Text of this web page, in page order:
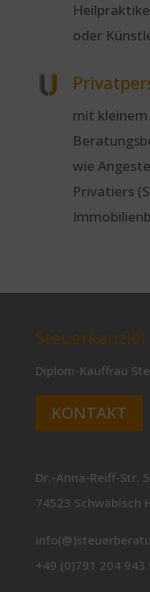
oder
mit
wie
Privatiers
Steuerkanzlei
Diplom-Kauffrau
KONTAKT
Dr.-Anna-Reiff-Str. 5
74523 Schwäbisch
+49 (0)791 204 943